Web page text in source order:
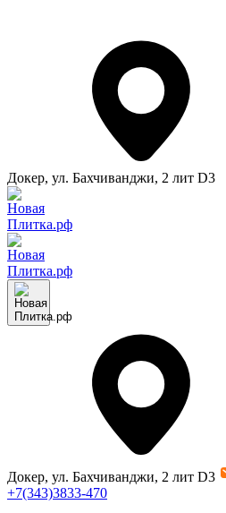
Докер, ул. Бахчиванджи, 2 лит D3
Докер, ул. Бахчиванджи, 2 лит D3
+7(343)3833-470